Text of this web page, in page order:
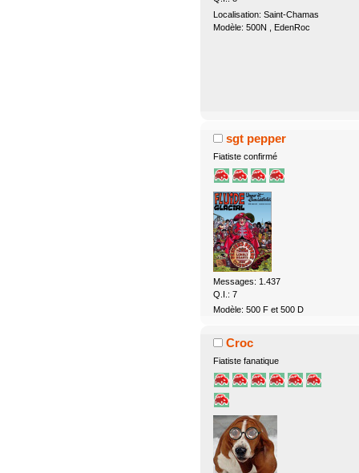
Localisation: Saint-Chamas
Modèle: 500N , EdenRoc
sgt pepper
Fiatiste confirmé
Messages: 1.437
Q.I.: 7
Modèle: 500 F et 500 D
Croc
Fiatiste fanatique